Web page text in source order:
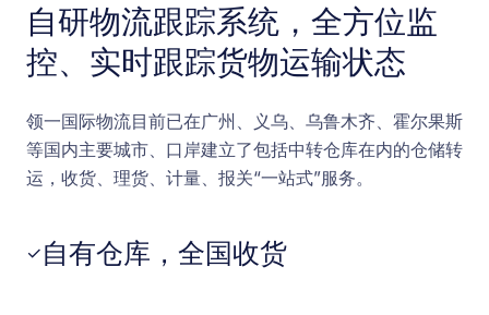
自研物流跟踪系统，全方位监
控、实时跟踪货物运输状态
领一国际物流目前已在广州、义乌、乌鲁木齐、霍尔果斯
等国内主要城市、口岸建立了包括中转仓库在内的仓储转
运，收货、理货、计量、报关“一站式”服务。
✓ 自有仓库，全国收货